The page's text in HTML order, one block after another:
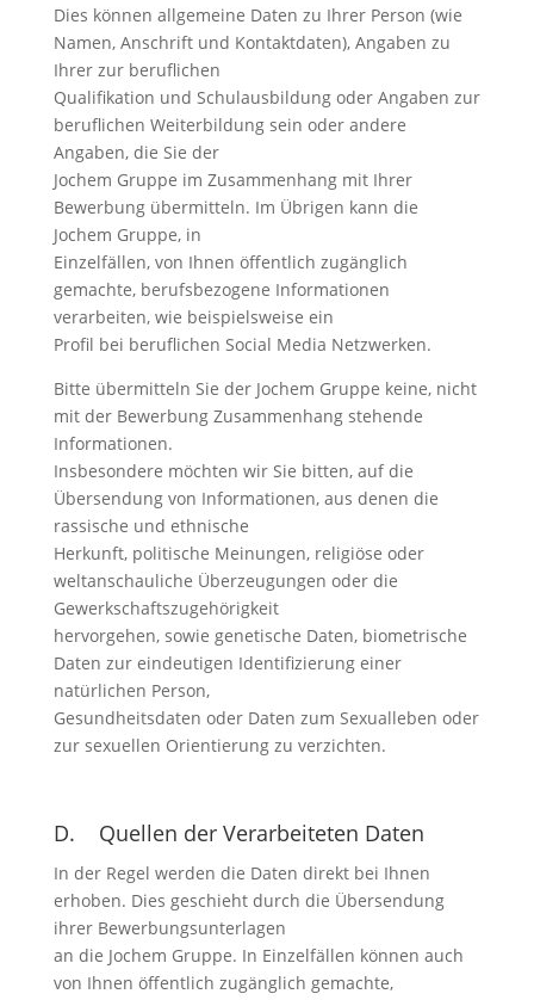
Dies können allgemeine Daten zu Ihrer Person (wie
Namen, Anschrift und Kontaktdaten), Angaben zu
Ihrer zur beruflichen
Qualifikation und Schulausbildung oder Angaben zur
beruflichen Weiterbildung sein oder andere
Angaben, die Sie der
Jochem Gruppe im Zusammenhang mit Ihrer
Bewerbung übermitteln. Im Übrigen kann die
Jochem Gruppe, in
Einzelfällen, von Ihnen öffentlich zugänglich
gemachte, berufsbezogene Informationen
verarbeiten, wie beispielsweise ein
Profil bei beruflichen Social Media Netzwerken.
Bitte übermitteln Sie der Jochem Gruppe keine, nicht
mit der Bewerbung Zusammenhang stehende
Informationen.
Insbesondere möchten wir Sie bitten, auf die
Übersendung von Informationen, aus denen die
rassische und ethnische
Herkunft, politische Meinungen, religiöse oder
weltanschauliche Überzeugungen oder die
Gewerkschaftszugehörigkeit
hervorgehen, sowie genetische Daten, biometrische
Daten zur eindeutigen Identifizierung einer
natürlichen Person,
Gesundheitsdaten oder Daten zum Sexualleben oder
zur sexuellen Orientierung zu verzichten.
D. Quellen der Verarbeiteten Daten
In der Regel werden die Daten direkt bei Ihnen
erhoben. Dies geschieht durch die Übersendung
ihrer Bewerbungsunterlagen
an die Jochem Gruppe. In Einzelfällen können auch
von Ihnen öffentlich zugänglich gemachte,